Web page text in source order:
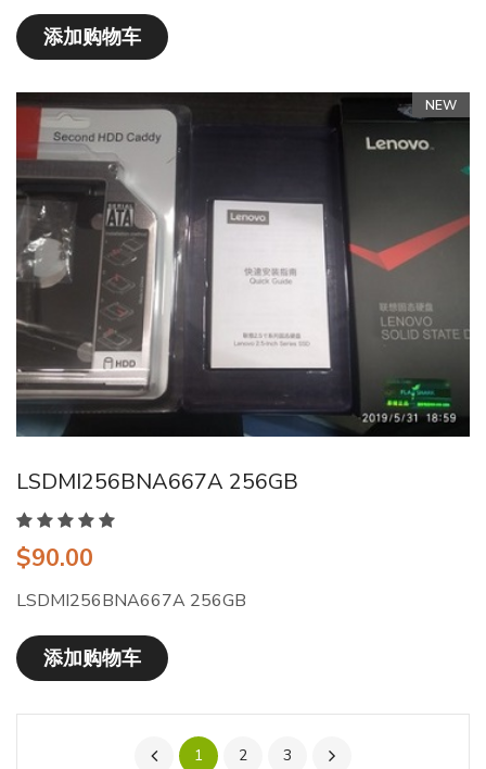
添加购物车
NEW
LSDMI256BNA667A 256GB
$90.00
LSDMI256BNA667A 256GB
添加购物车
1 2 3